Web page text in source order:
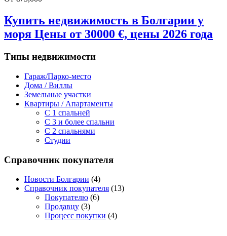
Купить недвижимость в Болгарии у
моря Цены от 30000 €, цены 2026 года
Типы недвижимости
Гараж/Парко-место
Дома / Виллы
Земельные участки
Квартиры / Апартаменты
C 1 спальней
C 3 и более спальни
С 2 спальнями
Студии
Справочник покупателя
Новости Болгарии (4)
Справочник покупателя (13)
Покупателю (6)
Продавцу (3)
Процесс покупки (4)